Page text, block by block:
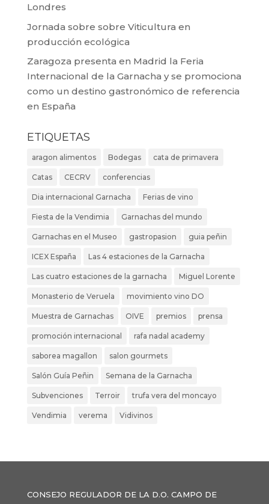
Londres
Jornada sobre sobre Viticultura en
producción ecológica
Zaragoza presenta en Madrid la Feria
Internacional de la Garnacha y se promociona
como un destino gastronómico de referencia
en España
ETIQUETAS
aragon alimentos Bodegas cata de primavera
Catas CECRV conferencias
Dia internacional Garnacha Ferias de vino
Fiesta de la Vendimia Garnachas del mundo
Garnachas en el Museo gastropasion guia peñin
ICEX España Las 4 estaciones de la Garnacha
Las cuatro estaciones de la garnacha Miguel Lorente
Monasterio de Veruela movimiento vino DO
Muestra de Garnachas OIVE premios prensa
promoción internacional rafa nadal academy
saborea magallon salon gourmets
Salón Guía Peñin Semana de la Garnacha
Subvenciones Terroir trufa vera del moncayo
Vendimia verema Vidivinos
CONSEJO REGULADOR DE LA D.O. CAMPO DE